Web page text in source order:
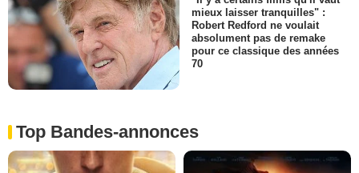
mieux laisser tranquilles" :
Robert Redford ne voulait
absolument pas de remake
pour ce classique des années
70
Top Bandes-annonces